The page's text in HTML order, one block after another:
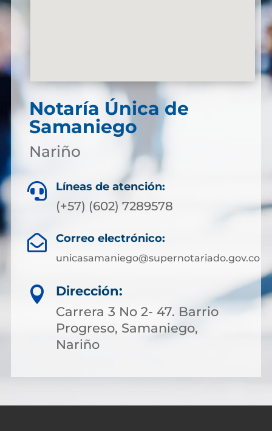
Notaría Única de
Samaniego
Nariño
 Líneas de atención:
(+57) (602) 7289578
 Correo electrónico:
unicasamaniego@supernotariado.gov.co

Dirección:
Carrera 3 No 2- 47. Barrio
Progreso, Samaniego,
Nariño